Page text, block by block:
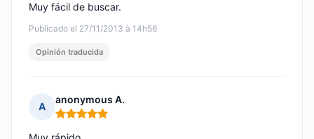
Publicado el 27/11/2013 à 14h56
Muy fácil de buscar.
Opinión traducida
A
anonymous A.
Nota: 5 de 5